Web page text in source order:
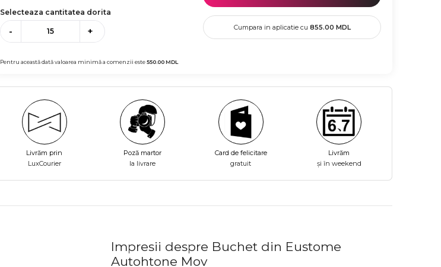
Selecteaza cantitatea dorita
- +
Pentru această dată valoarea minimă a comenzii este550.00MDL
Cumpara in aplicatie cu 855.00 MDL
Livrăm prin
LuxCourier
Poză martor
la livrare
Card de felicitare
gratuit
Livrăm
și în weekend
Impresii despre Buchet din Eustome
Autohtone Mov